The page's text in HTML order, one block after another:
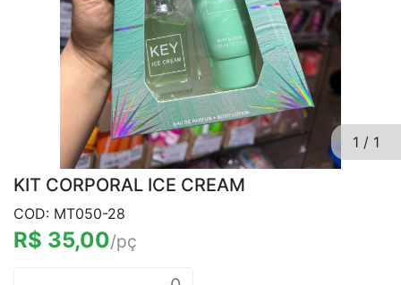
1 / 1
KIT CORPORAL ICE CREAM
COD: MT050-28
R$ 35,00/pç